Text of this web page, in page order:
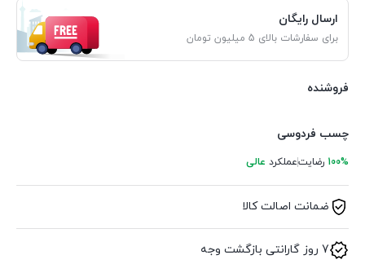
ارسال رایگان
برای سفارشات بالای 5 میلیون تومان
فروشنده
چسب فردوسی
100% رضایتعملکرد عالی
ضمانت اصالت کالا
7 روز گارانتی بازگشت وجه